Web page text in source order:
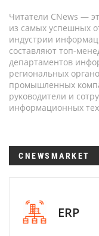
Читатели CNews —
из самых успешных
индустрии
составляют топ-
департаментов
региональных
промышленных
руководители и
информационных
CNEWSMARKET
ERP